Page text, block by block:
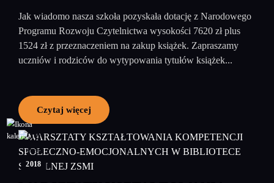
Jak wiadomo nasza szkoła pozyskała dotację z Narodowego
Programu Rozwoju Czytelnictwa wysokości 7620 zł plus
1524 zł z przeznaczeniem na zakup książek. Zapraszamy
uczniów i rodziców do wytypowania tytułów książek...
Czytaj więcej
29
maj
2018